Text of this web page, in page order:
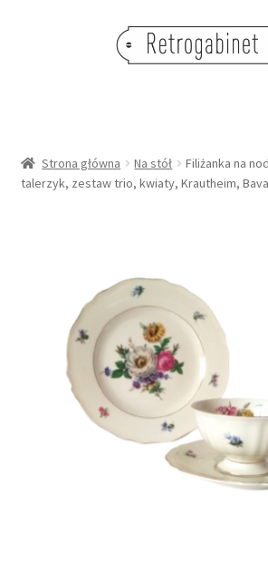
OBRAZY
OŚWIETLENIE
Strona główna Na stół
Filiżanka na
talerzyk, zestaw trio, kwiaty, Krautheim,